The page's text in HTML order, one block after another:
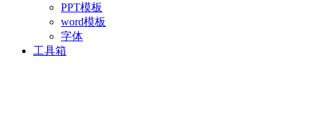
PPT模板
word模板
字体
工具箱